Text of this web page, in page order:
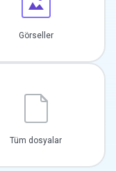
Görseller
Tüm dosyalar